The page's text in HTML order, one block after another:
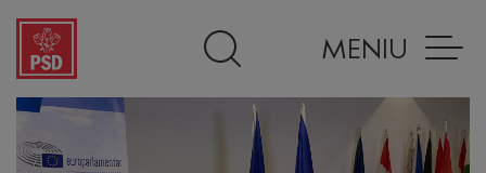
MENIU